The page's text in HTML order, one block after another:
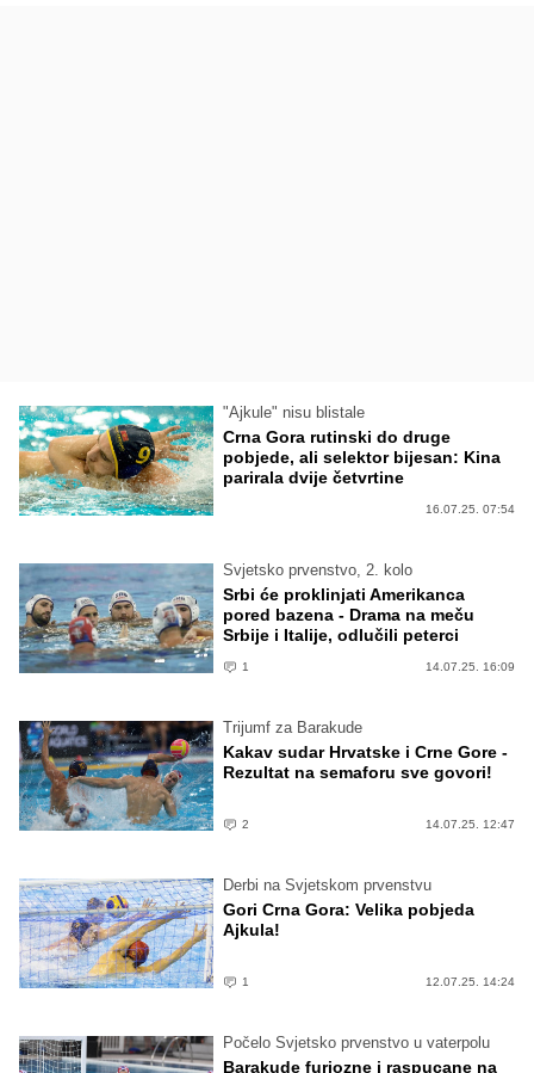
"Ajkule" nisu blistale
Crna Gora rutinski do druge
pobjede, ali selektor bijesan: Kina
parirala dvije četvrtine
16.07.25. 07:54
Svjetsko prvenstvo, 2. kolo
Srbi će proklinjati Amerikanca
pored bazena - Drama na meču
Srbije i Italije, odlučili peterci
1 14.07.25. 16:09
Trijumf za Barakude
Kakav sudar Hrvatske i Crne Gore -
Rezultat na semaforu sve govori!
2 14.07.25. 12:47
Derbi na Svjetskom prvenstvu
Gori Crna Gora: Velika pobjeda
Ajkula!
1 12.07.25. 14:24
Počelo Svjetsko prvenstvo u vaterpolu
Barakude furiozne i raspucane na